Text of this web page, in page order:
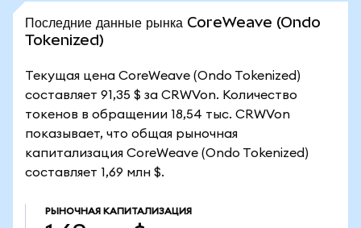
Последние данные рынка CoreWeave (Ondo
Tokenized)
Текущая цена CoreWeave (Ondo Tokenized)
составляет 91,35 $ за CRWVon. Количество
токенов в обращении 18,54 тыс. CRWVon
показывает, что общая рыночная
капитализация CoreWeave (Ondo Tokenized)
составляет 1,69 млн $.
РЫНОЧНАЯ КАПИТАЛИЗАЦИЯ